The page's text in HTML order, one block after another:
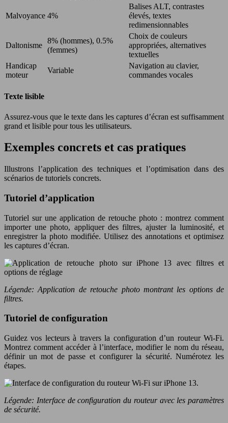
Malvoyance 4%
Balises ALT, contrastes
élevés, textes
redimensionnables
Daltonisme
8% (hommes), 0.5%
(femmes)
Choix de couleurs
appropriées, alternatives
textuelles
Handicap
moteur
Variable
Navigation au clavier,
commandes vocales
Texte lisible
Assurez-vous que le texte dans les captures d’écran est suffisamment
grand et lisible pour tous les utilisateurs.
Exemples concrets et cas pratiques
Illustrons l’application des techniques et l’optimisation dans des
scénarios de tutoriels concrets.
Tutoriel d’application
Tutoriel sur une application de retouche photo : montrez comment
importer une photo, appliquer des filtres, ajuster la luminosité, et
enregistrer la photo modifiée. Utilisez des annotations et optimisez
les captures d’écran.
Légende: Application de retouche photo montrant les options de
filtres.
Tutoriel de configuration
Guidez vos lecteurs à travers la configuration d’un routeur Wi-Fi.
Montrez comment accéder à l’interface, modifier le nom du réseau,
définir un mot de passe et configurer la sécurité. Numérotez les
étapes.
Légende: Interface de configuration du routeur avec les paramètres
de sécurité.